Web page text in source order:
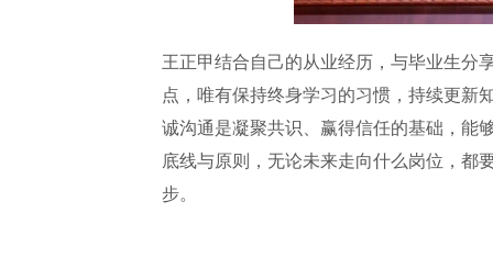
王正甲结合自己的从业经历，与毕业生分
点，唯有保持终身学习的习惯，持续更新
诚沟通是凝聚共识、赢得信任的基础，能
底线与原则，无论未来走向什么岗位，都
步。